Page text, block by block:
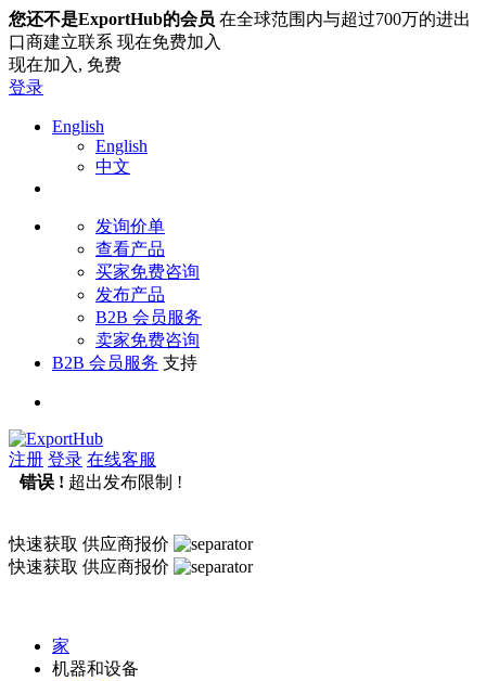
您还不是ExportHub的会员 在全球范围内与超过700万的进出
口商建立联系 现在免费加入
现在加入, 免费
登录
English
English
中文
发询价单
查看产品
买家免费咨询
发布产品
B2B 会员服务
卖家免费咨询
B2B 会员服务 支持
注册 登录 在线客服
错误 ! 超出发布限制 !
快速获取 供应商报价
快速获取 供应商报价
家
机器和设备